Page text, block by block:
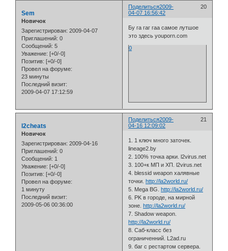
Поделиться 20
2009-
04-07 16:56:42
Sem
Новичок
Зарегистрирован: 2009-04-07
Приглашений: 0
Сообщений: 5
Уважение: [+0/-0]
Позитив: [+0/-0]
Провел на форуме:
23 минуты
Последний визит:
2009-04-07 17:12:59
Бу га гаг гаа самое лутшое
это здесь youporn.com
0
Поделиться 21
2009-
04-16 12:09:02
l2cheats
Новичок
Зарегистрирован: 2009-04-16
Приглашений: 0
Сообщений: 1
Уважение: [+0/-0]
Позитив: [+0/-0]
Провел на форуме:
1 минуту
Последний визит:
2009-05-06 00:36:00
1. 1 ключ много заточек.
lineage2.by
2. 100% точка арки. l2virus.net
3. 100+к МП и ХП. l2virus.net
4. blessid weapon халявные
точки. http://la2world.ru/
5. Mega BG. http://la2world.ru/
6. PK в городе, на мирной
зоне. http://la2world.ru/
7. Shadow weapon.
http://la2world.ru/
8. Саб-класс без
ограниченний. L2ad.ru
9. баг с рестартом сервера.